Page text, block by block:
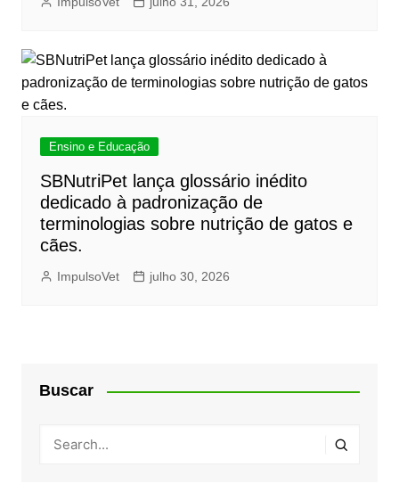
Ensino e Educação
SBNutriPet lança glossário inédito
dedicado à padronização de
terminologias sobre nutrição de gatos e
cães.
ImpulsoVet julho 30, 2026
Buscar